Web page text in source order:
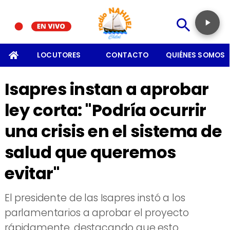
LOCUTORES CONTACTO QUIÉNES SOMOS
Isapres instan a aprobar
ley corta: "Podría ocurrir
una crisis en el sistema de
salud que queremos
evitar"
​El presidente de las Isapres instó a los
parlamentarios a aprobar el proyecto